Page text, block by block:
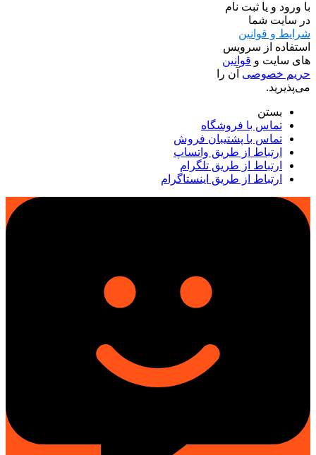
با ورود و یا ثبت نام
در سایت شما
شرایط و قوانین
استفاده از سرویس
های سایت و قوانین
حریم خصوصی آن را
می‌پذیرید.
بستن
تماس با فروشگاه
تماس با پشتیبان فروش
ارتباط از طریق واتساپ
ارتباط از طریق تلگرام
ارتباط از طریق اینستاگرام